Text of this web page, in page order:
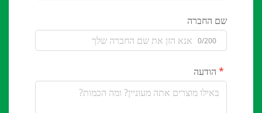
שם החברה
0/200
הודעה